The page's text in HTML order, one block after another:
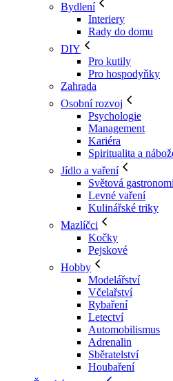
Bydlení
Interiery
Rady do domu
DIY
Pro kutily
Pro hospodyňky
Zahrada
Osobní rozvoj
Psychologie
Management
Kariéra
Spiritualita a
Jídlo a vaření
Světová
Levné vaření
Kulinářské triky
Mazlíčci
Kočky
Pejskové
Hobby
Modelářství
Včelařství
Rybaření
Letectví
Automobilismus
Adrenalin
Sběratelství
Houbaření